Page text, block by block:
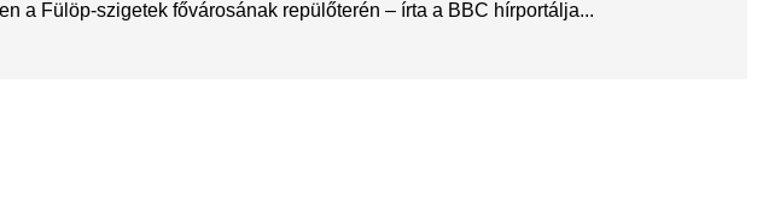
a Fülöp-szigetek fővárosának repülőterén – írta a BBC hírportálja...